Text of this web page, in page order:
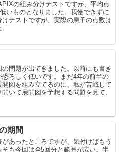
の組み分けテストですが、平均点
いものとなりました。我慢できずに
テストですが、実際の息子の点数は
問題が出てきました。以前にも書き
ろしく低いです。まだ4年の前半の
図を組み立てるのに、私が苦戦して
いて展開図を予想する問題を見て、
期間
あったところですが、気付けばもう
も今回は全5回分と範囲が広い。半